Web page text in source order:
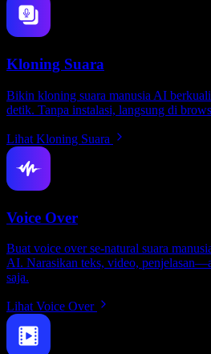
Kloning Suara
Bikin kloning suara manusia AI
detik. Tanpa instalasi, langsung di
Lihat Kloning Suara
Voice Over
Buat voice over se-natural suara
AI. Narasikan teks, video,
saja.
Lihat Voice Over